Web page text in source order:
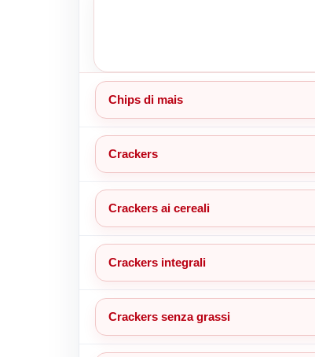
Chips di mais
Crackers
Crackers ai cereali
Crackers integrali
Crackers senza grassi